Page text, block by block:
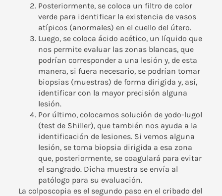
Posteriormente, se coloca un filtro de color
verde para identificar la existencia de vasos
atípicos (anormales) en el cuello del útero.
Luego, se coloca ácido acético, un líquido que
nos permite evaluar las zonas blancas, que
podrían corresponder a una lesión y, de esta
manera, si fuera necesario, se podrían tomar
biopsias (muestras) de forma dirigida y, así,
identificar con la mayor precisión alguna
lesión.
Por último, colocamos solución de yodo-lugol
(test de Shiller), que también nos ayuda a la
identificación de lesiones. Si vemos alguna
lesión, se toma biopsia dirigida a esa zona
que, posteriormente, se coagulará para evitar
el sangrado. Dicha muestra se envía al
patólogo para su evaluación.
La colposcopia es el segundo paso en el cribado del